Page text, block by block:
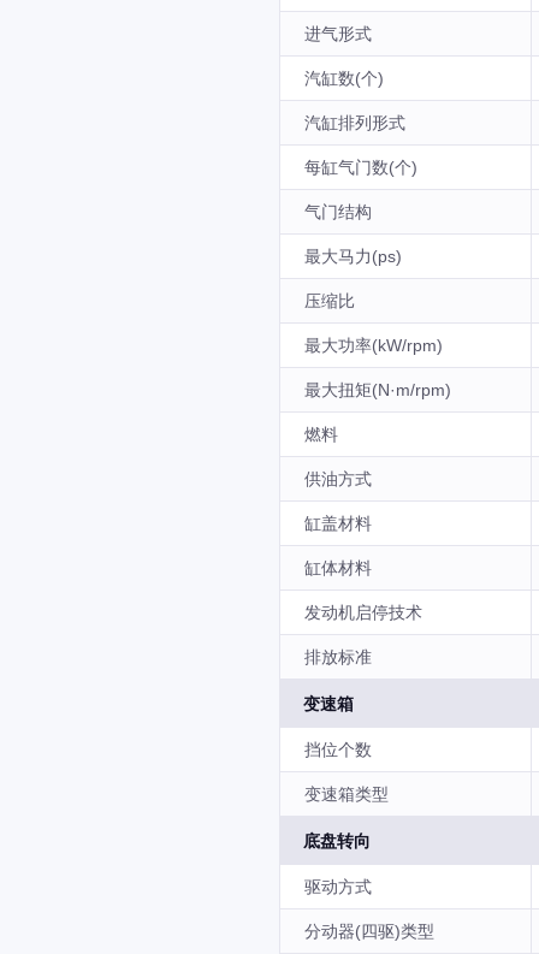
进气形式
汽缸数(个)
汽缸排列形式
每缸气门数(个)
气门结构
最大马力(ps)
压缩比
最大功率(kW/rpm)
最大扭矩(N·m/rpm)
燃料
供油方式
缸盖材料
缸体材料
发动机启停技术
排放标准
变速箱
挡位个数
变速箱类型
底盘转向
驱动方式
分动器(四驱)类型